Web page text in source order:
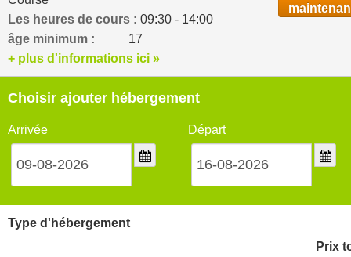
Les heures de cours : 09:30 - 14:00
âge minimum :
17
+ plus d'informations ici »
Choisir ajouter hébergement
Arrivée Départ
Type d'hébergement
Prix